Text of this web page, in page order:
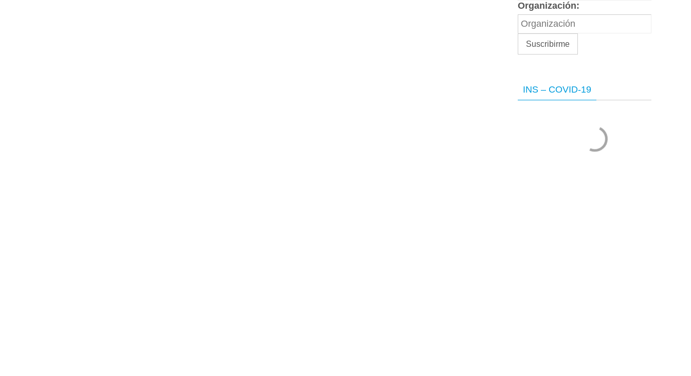
Organización:
INS – COVID-19